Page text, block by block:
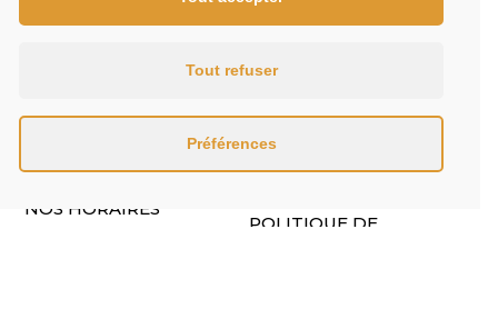
de particuliers à Chambéry et Aix-les-Bains.
NOS HORAIRES
POLITIQUE DE
Tout refuser
Préférences